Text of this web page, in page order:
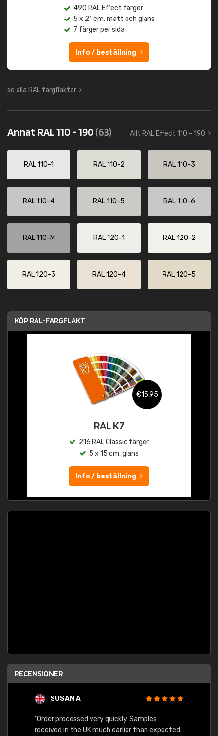
490 RAL Effect färger
5 x 21 cm, matt och glans
7 färger per sida
Info / beställning
se alla RAL färgfläktar
Annat RAL 110 - 190(63) Allt RAL Effect 110 - 190
RAL 110-1 RAL 110-2 RAL 110-3
RAL 110-4 RAL 110-5 RAL 110-6
RAL 110-M RAL 120-1 RAL 120-2
RAL 120-3 RAL 120-4 RAL 120-5
KÖP RAL-FÄRGFLÄKT
€15,95
RAL K7
216 RAL Classic färger
5 x 15 cm, glans
Info / beställning
RECENSIONER
SUSAN A
"Order processed very quickly. Samples
received in the UK much earlier than expected.